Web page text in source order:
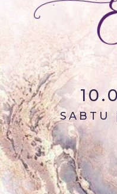
SABTU